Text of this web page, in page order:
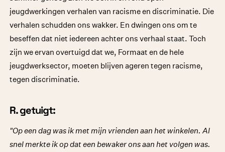
jeugdwerkingen verhalen van racisme en discriminatie. Die
verhalen schudden ons wakker. En dwingen ons om te
beseffen dat niet iedereen achter ons verhaal staat. Toch
zijn we ervan overtuigd dat we, Formaat en de hele
jeugdwerksector, moeten blijven ageren tegen racisme,
tegen discriminatie.
R. getuigt:
"Op een dag was ik met mijn vrienden aan het winkelen. Al
snel merkte ik op dat een bewaker ons aan het volgen was.